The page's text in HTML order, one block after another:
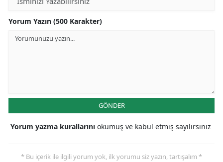
Yorum Yazın (500 Karakter)
GÖNDER
Yorum yazma kurallarını okumuş ve kabul etmiş sayılırsınız
* Bu içerik ile ilgili yorum yok, ilk yorumu siz yazın, tartışalım *